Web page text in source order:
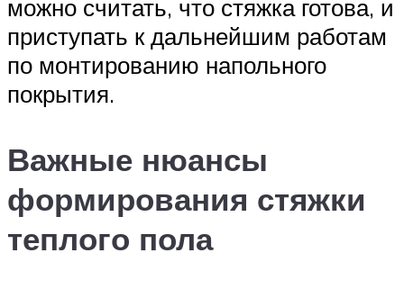
можно считать, что стяжка готова, и
приступать к дальнейшим работам
по монтированию напольного
покрытия.
Важные нюансы
формирования стяжки
теплого пола